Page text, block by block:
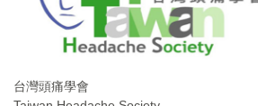
台灣頭痛學會